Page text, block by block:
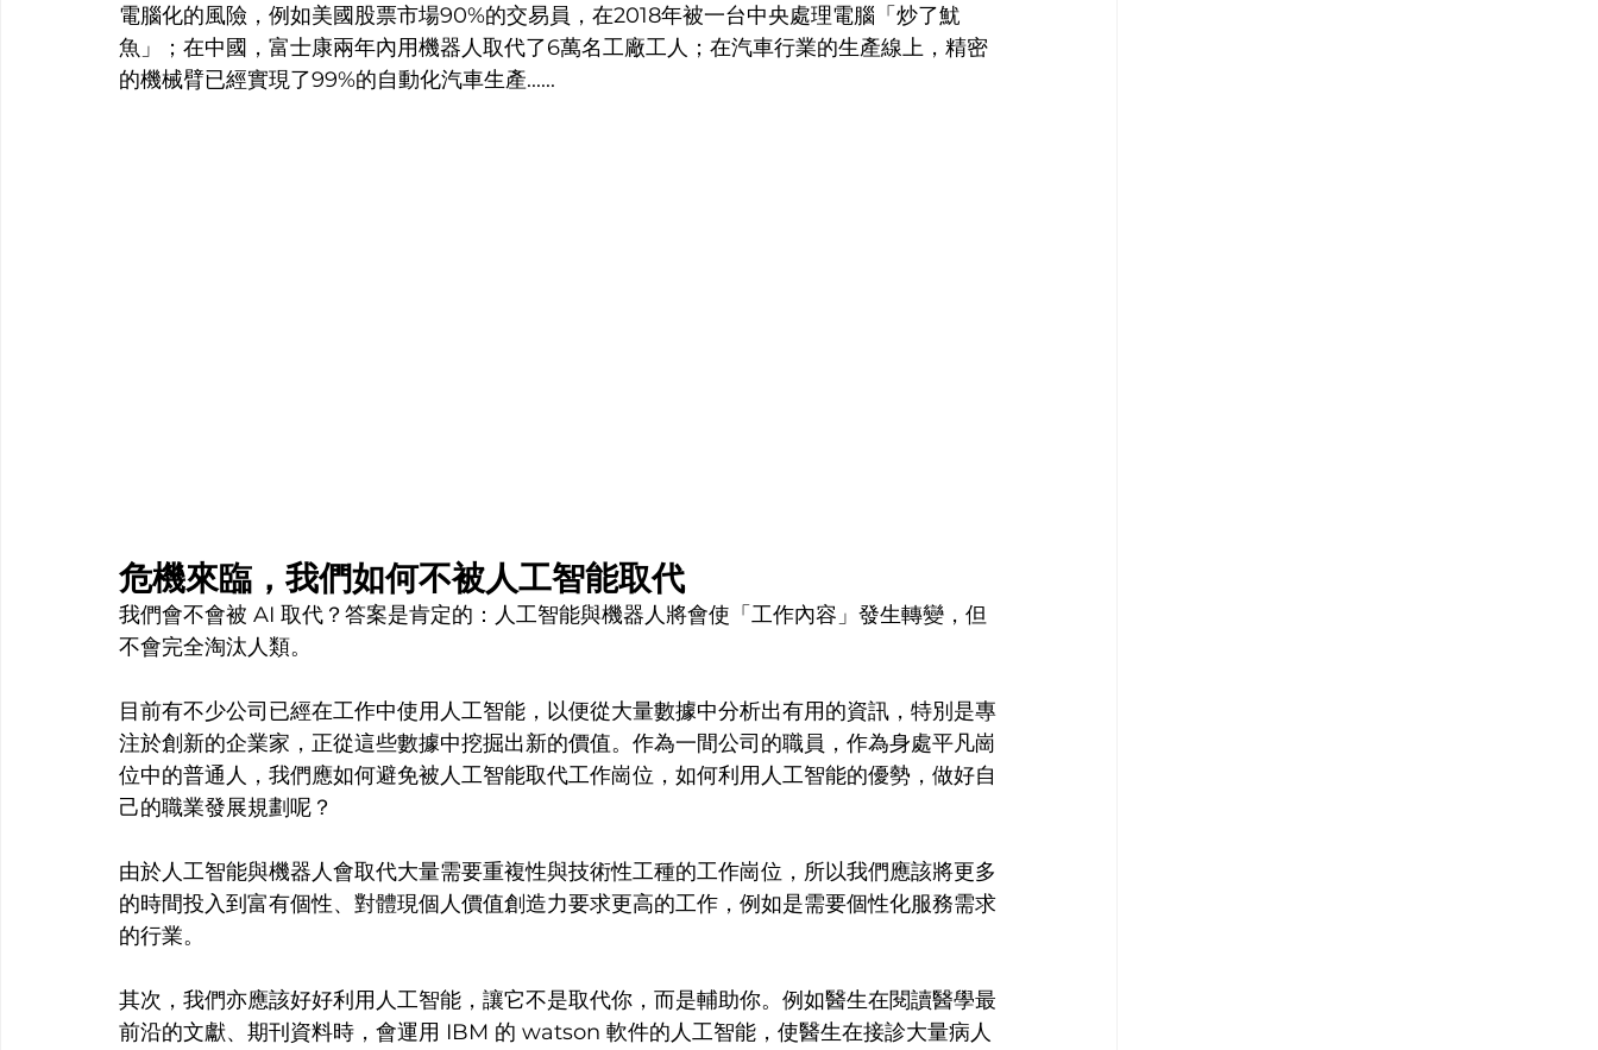
電腦化的風險，例如美國股票市場90%的交易員，在2018年被一台中央處理電腦「炒了魷
魚」；在中國，富士康兩年內用機器人取代了6萬名工廠工人；在汽車行業的生產線上，精密
的機械臂已經實現了99%的自動化汽車生產......
危機來臨，我們如何不被人工智能取代
我們會不會被 AI 取代？答案是肯定的：人工智能與機器人將會使「工作內容」發生轉變，但
不會完全淘汰人類。
目前有不少公司已經在工作中使用人工智能，以便從大量數據中分析出有用的資訊，特別是專
注於創新的企業家，正從這些數據中挖掘出新的價值。作為一間公司的職員，作為身處平凡崗
位中的普通人，我們應如何避免被人工智能取代工作崗位，如何利用人工智能的優勢，做好自
己的職業發展規劃呢？
由於人工智能與機器人會取代大量需要重複性與技術性工種的工作崗位，所以我們應該將更多
的時間投入到富有個性、對體現個人價值創造力要求更高的工作，例如是需要個性化服務需求
的行業。
其次，我們亦應該好好利用人工智能，讓它不是取代你，而是輔助你。例如醫生在閱讀醫學最
前沿的文獻、期刊資料時，會運用 IBM 的 watson 軟件的人工智能，使醫生在接診大量病人